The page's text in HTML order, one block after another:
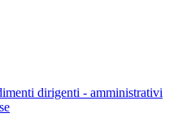
dirigenti - amministrativi